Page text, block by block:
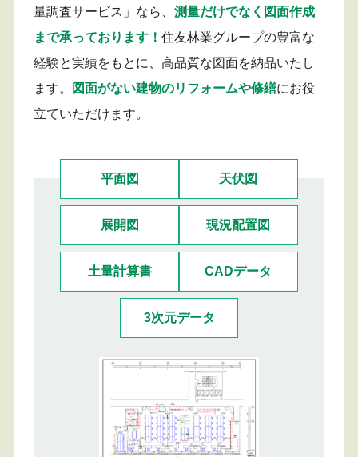
量調査サービス」なら、 測量だけでなく図面作成
まで承っております！ 住友林業グループの豊富な
経験と実績をもとに、高品質な図面を納品いたし
ます。
図面がない建物のリフォームや修繕にお役
立ていただけます。
平面図 天伏図
展開図 現況配置図
土量計算書 CADデータ
3次元データ